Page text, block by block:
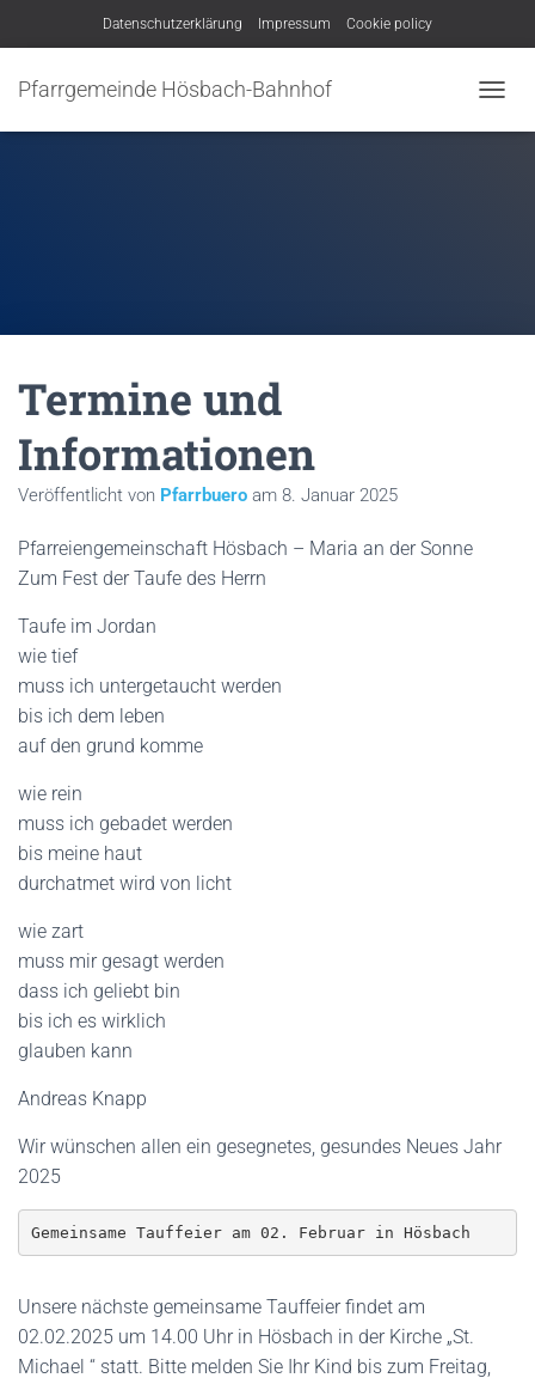
Datenschutzerklärung Impressum Cookie policy
Pfarrgemeinde Hösbach-Bahnhof
A
U
Termine und
Informationen
Veröffentlicht von Pfarrbuero am 8. Januar 2025
Pfarreiengemeinschaft Hösbach – Maria an der Sonne
Zum Fest der Taufe des Herrn
Taufe im Jordan
wie tief
muss ich untergetaucht werden
bis ich dem leben
auf den grund komme
wie rein
muss ich gebadet werden
bis meine haut
durchatmet wird von licht
wie zart
muss mir gesagt werden
dass ich geliebt bin
bis ich es wirklich
glauben kann
Andreas Knapp
Wir wünschen allen ein gesegnetes, gesundes Neues Jahr
2025
Gemeinsame Tauffeier am 02. Februar in Hösbach
Unsere nächste gemeinsame Tauffeier findet am
02.02.2025 um 14.00 Uhr in Hösbach in der Kirche „St.
Michael “ statt. Bitte melden Sie Ihr Kind bis zum Freitag,